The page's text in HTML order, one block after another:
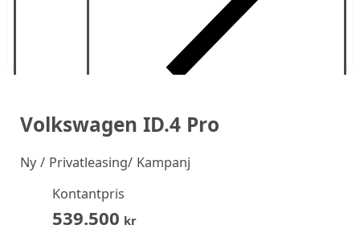
Volkswagen ID.4 Pro
Ny/ Privatleasing/ Kampanj
Kontantpris
539.500 kr